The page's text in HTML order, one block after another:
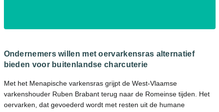
Ondernemers willen met oervarkensras alternatief
bieden voor buitenlandse charcuterie
Met het Menapische varkensras grijpt de West-Vlaamse
varkenshouder Ruben Brabant terug naar de Romeinse tijden. Het
oervarken, dat gevoederd wordt met resten uit de humane